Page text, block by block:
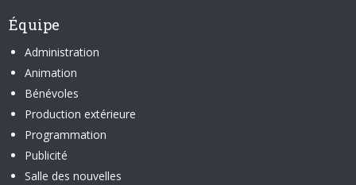
Équipe
Administration
Animation
Bénévoles
Production extérieure
Programmation
Publicité
Salle des nouvelles